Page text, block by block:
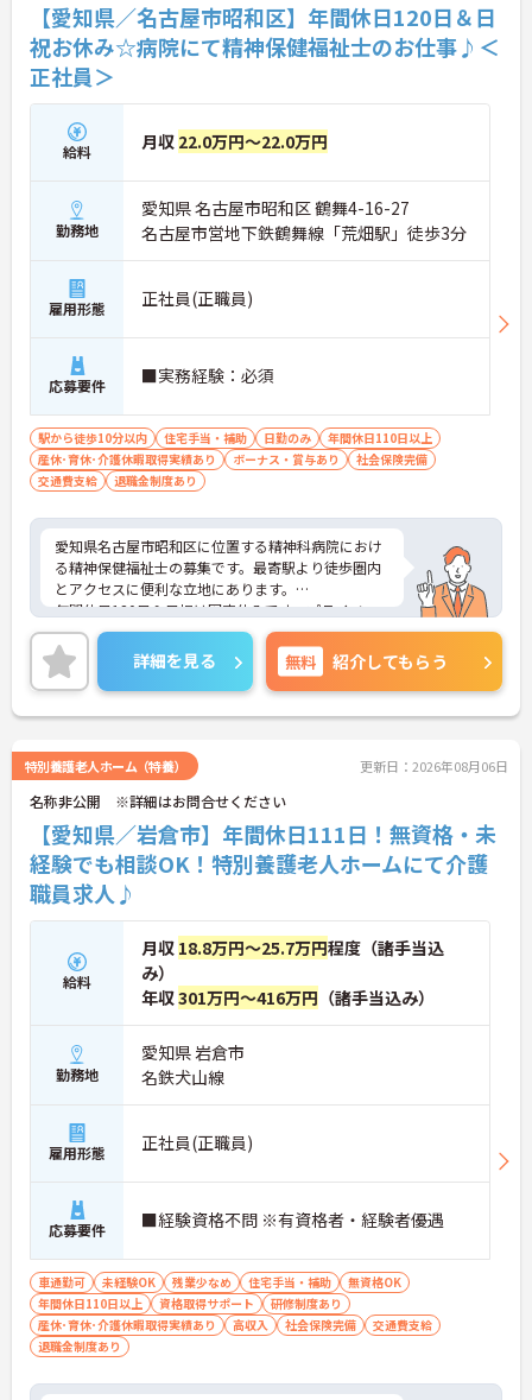
【愛知県／名古屋市昭和区】年間休日120日＆日
祝お休み☆病院にて精神保健福祉士のお仕事♪＜
正社員＞
給料 月収 22.0万円～22.0万円
勤務地
愛知県 名古屋市昭和区 鶴舞4-16-27
名古屋市営地下鉄鶴舞線「荒畑駅」徒歩3分
雇用形態 正社員(正職員)
応募要件 ■実務経験：必須
駅から徒歩10分以内 住宅手当・補助 日勤のみ
年間休日110日以上
産休･育休･介護休暇取得実績あり
ボーナス・賞与あり
社会保険完備
交通費支給
退職金制度あり
愛知県名古屋市昭和区に位置する精神科病院におけ
る精神保健福祉士の募集です。最寄駅より徒歩圏内
とアクセスに便利な立地にあります。
年間休日120日＆日祝は固定休みです。プライベー
トとのメリハリのある働き方ができます。また、賞
与は計3.0ヶ月分の支給実績があります。頑張りがき
ちんと評価される環境です。
ご興味のある方には、面接対策ポイントなど、さら
に詳細をご案内しますのでお気軽にご相談くださ
詳細を見る 無料 紹介してもらう
特別養護老人ホーム（特養） 更新日：2026年08月06日
名称非公開 ※詳細はお問合せください
【愛知県／岩倉市】年間休日111日！無資格・未
経験でも相談OK！特別養護老人ホームにて介護
職員求人♪
給料
月収 18.8万円～25.7万円程度（諸手当込
み）
年収301万円～416万円 （諸手当込み）
勤務地
愛知県 岩倉市
名鉄犬山線
雇用形態 正社員(正職員)
応募要件 ■経験資格不問 ※有資格者・経験者優遇
車通勤可 未経験OK 残業少なめ 住宅手当・補助
無資格OK
年間休日110日以上
資格取得サポート
研修制度あり
産休･育休･介護休暇取得実績あり
高収入 社会保険完備
交通費支給
退職金制度あり